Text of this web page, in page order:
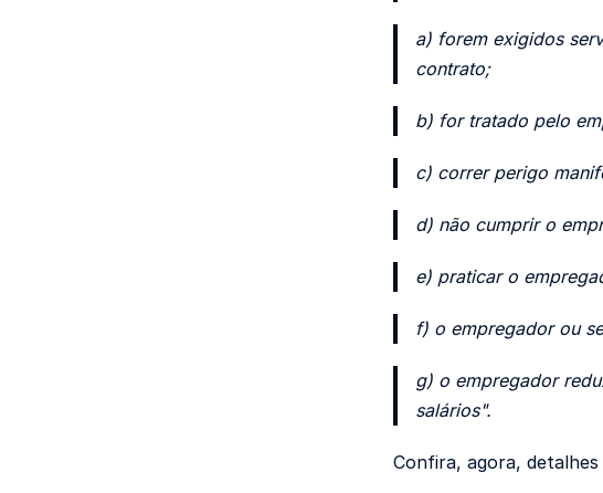
a) forem exigidos
contrato;
b) for tratado pelo
c) correr perigo
d) não cumprir o
e) praticar o
f) o empregador ou
g) o empregador
salários".
Confira, agora, detalhes